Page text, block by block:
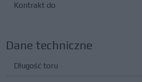
Kontrakt do
Dane techniczne
Długość toru